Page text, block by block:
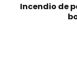
Incendio de